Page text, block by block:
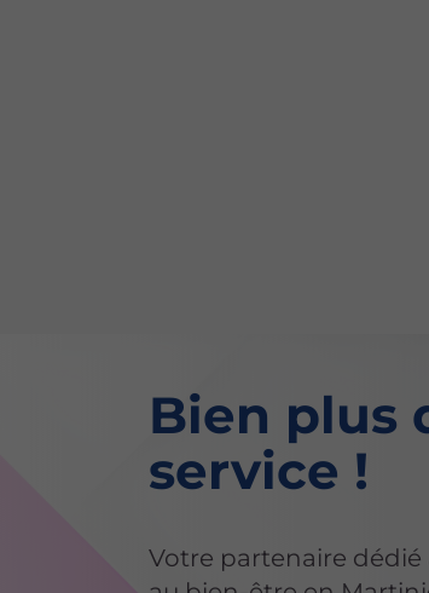
Bien plus
service !
Votre partenaire